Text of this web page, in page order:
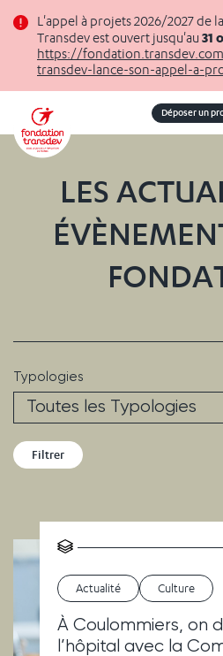
L'appel à projets 2026/2027 de
Transdev est ouvert jusqu'au 31
https://
transdev-lance-son-appel-a-
Déposer un
LES
Typologies
Résultats
Actualité Culture
À Coulommiers, on
l’hôpital avec la